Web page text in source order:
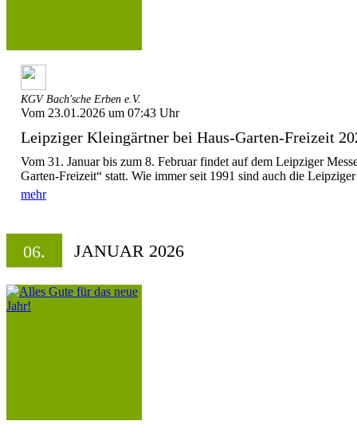
KGV Bach'sche Erben e.V.
Vom 23.01.2026 um 07:43 Uhr
Leipziger Kleingärtner bei Haus-Garten-Freizeit
Vom 31. Januar bis zum 8. Februar findet auf dem Leipziger
Garten-Freizeit“ statt. Wie immer seit 1991 sind auch die
mehr
06. JANUAR 2026